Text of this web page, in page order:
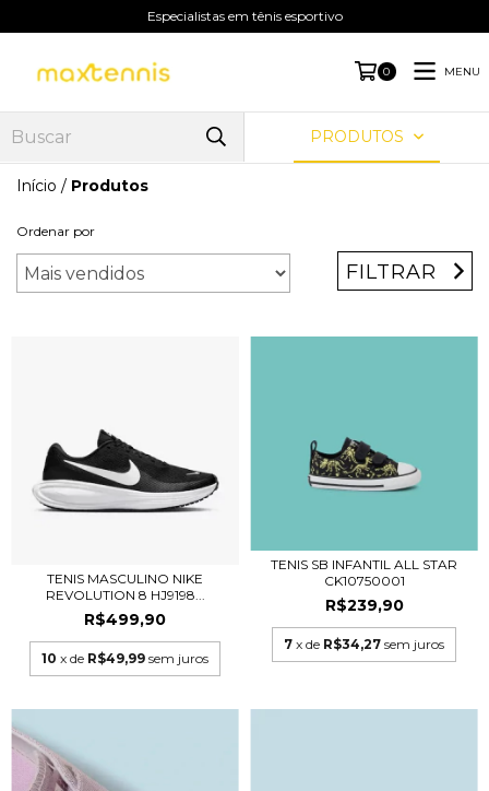
Especialistas em tênis esportivo
0 MENU
PRODUTOS
Início / Produtos
Ordenar por
FILTRAR
TENIS MASCULINO NIKE
REVOLUTION 8 HJ9198...
R$499,90
10 x de R$49,99 sem juros
TENIS SB INFANTIL ALL STAR
CK10750001
R$239,90
7 x de R$34,27 sem juros